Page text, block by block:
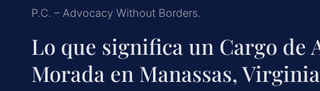
P.C. – Advocacy Without Borders.
Lo que significa un Cargo de
Morada en Manassas, Virginia